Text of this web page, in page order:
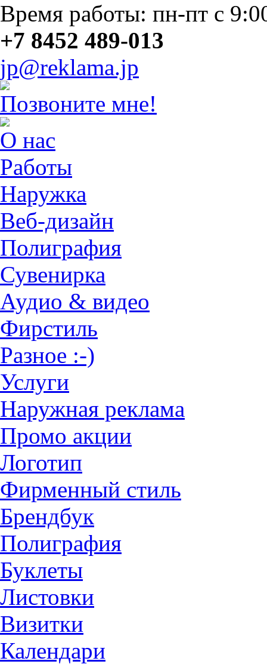
Время работы: пн-пт с
+7 8452 489-013
jp@reklama.jp
Позвоните мне!
О нас
Работы
Наружка
Веб-дизайн
Полиграфия
Сувенирка
Аудио & видео
Фирстиль
Разное :-)
Услуги
Наружная реклама
Промо акции
Логотип
Фирменный стиль
Брендбук
Полиграфия
Буклеты
Листовки
Визитки
Календари